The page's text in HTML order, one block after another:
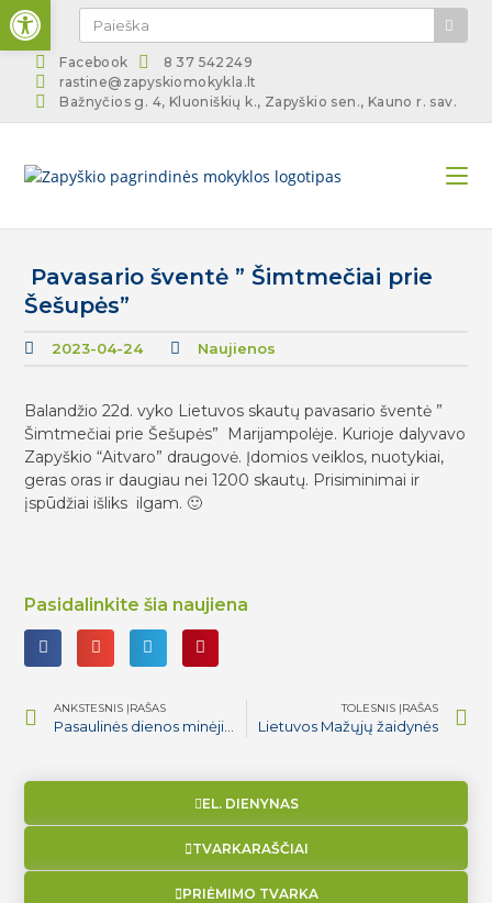
Open toolbar
Facebook
8 37 542249
rastine@zapyskiomokykla.lt
Bažnyčios g. 4, Kluoniškių k., Zapyškio sen., Kauno r. sav.
Pavasario šventė ” Šimtmečiai prie
Šešupės”
2023-04-24 Naujienos
Balandžio 22d. vyko Lietuvos skautų pavasario šventė ”
Šimtmečiai prie Šešupės” Marijampolėje. Kurioje dalyvavo
Zapyškio “Aitvaro” draugovė. Įdomios veiklos, nuotykiai,
geras oras ir daugiau nei 1200 skautų. Prisiminimai ir
įspūdžiai išliks ilgam. 🙂
Pasidalinkite šia naujiena
ANKSTESNIS ĮRAŠAS TOLESNIS ĮRAŠAS
Lietuvos Mažųjų žaidynės
EL. DIENYNAS
TVARKARAŠČIAI
PRIĖMIMO TVARKA